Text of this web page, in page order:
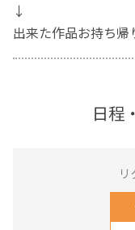
↓
出来た作品お持ち帰
日程
リ